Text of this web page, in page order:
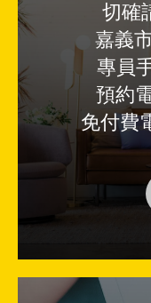
切確
嘉義
專員
預約
免付費